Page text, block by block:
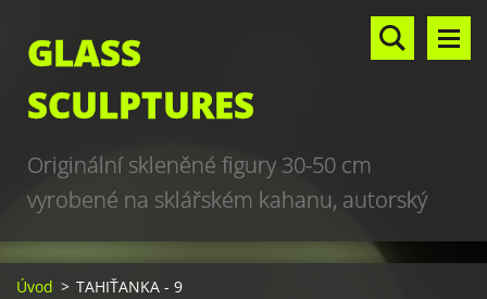
GLASS
SCULPTURES
Originální skleněné figury 30-50 cm
vyrobené na sklářském kahanu, autorský
design, hand made, art glass sculptures,
world unique production
Úvod > TAHIŤANKA - 9